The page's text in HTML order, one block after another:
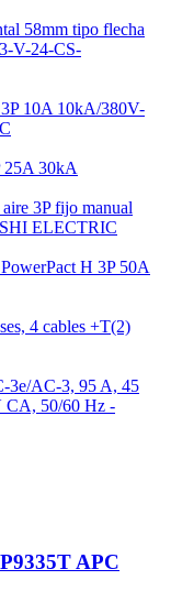
58mm tipo flecha
V-24-CS-
10A 10kA/380V-
25A 30kA
3P fijo manual
ELECTRIC
H 3P 50A
4 cables +T(2)
3e/AC-3, 95 A, 45
CA, 50/60 Hz -
APC